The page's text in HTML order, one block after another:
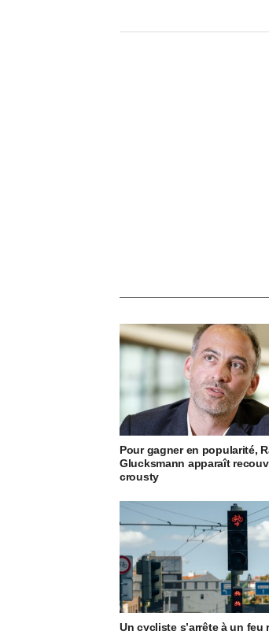
Pour gagner en popularité,
Glucksmann apparaît
crousty
Un cycliste s’arrête à un feu